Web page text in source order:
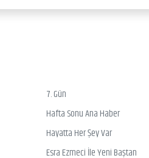
7. Gün
Hafta Sonu Ana Haber
Hayatta Her Şey Var
Esra Ezmeci İle Yeni Baştan